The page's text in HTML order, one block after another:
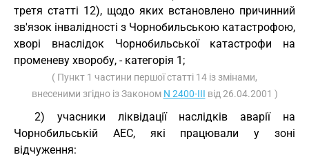
третя статті 12), щодо яких встановлено причинний
зв'язок інвалідності з Чорнобильською катастрофою,
хворі внаслідок Чорнобильської катастрофи на
променеву хворобу, - категорія 1;
( Пункт 1 частини першої статті 14 із змінами,
внесеними згідно із Законом N 2400-III від 26.04.2001 )
2) учасники ліквідації наслідків аварії на
Чорнобильській АЕС, які працювали у зоні
відчуження: